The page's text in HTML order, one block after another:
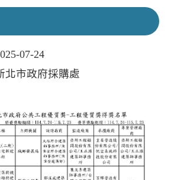
07-24
北市政府採購處